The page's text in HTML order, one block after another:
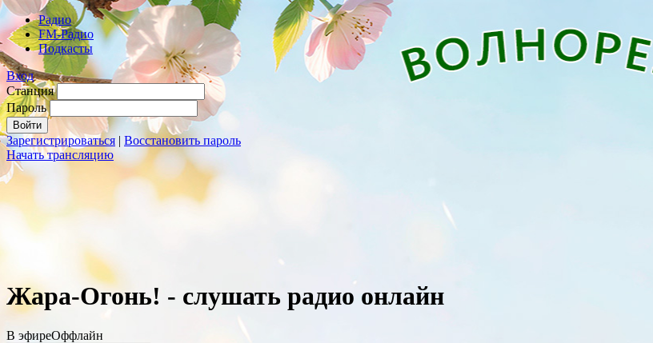
Радио
FM-Радио
Подкасты
Вход
Станция
Пароль
Зарегистрироваться | Восстановить пароль
Начать трансляцию
Жара-Огонь! - слушать радио онлайн
В эфиреОффлайн